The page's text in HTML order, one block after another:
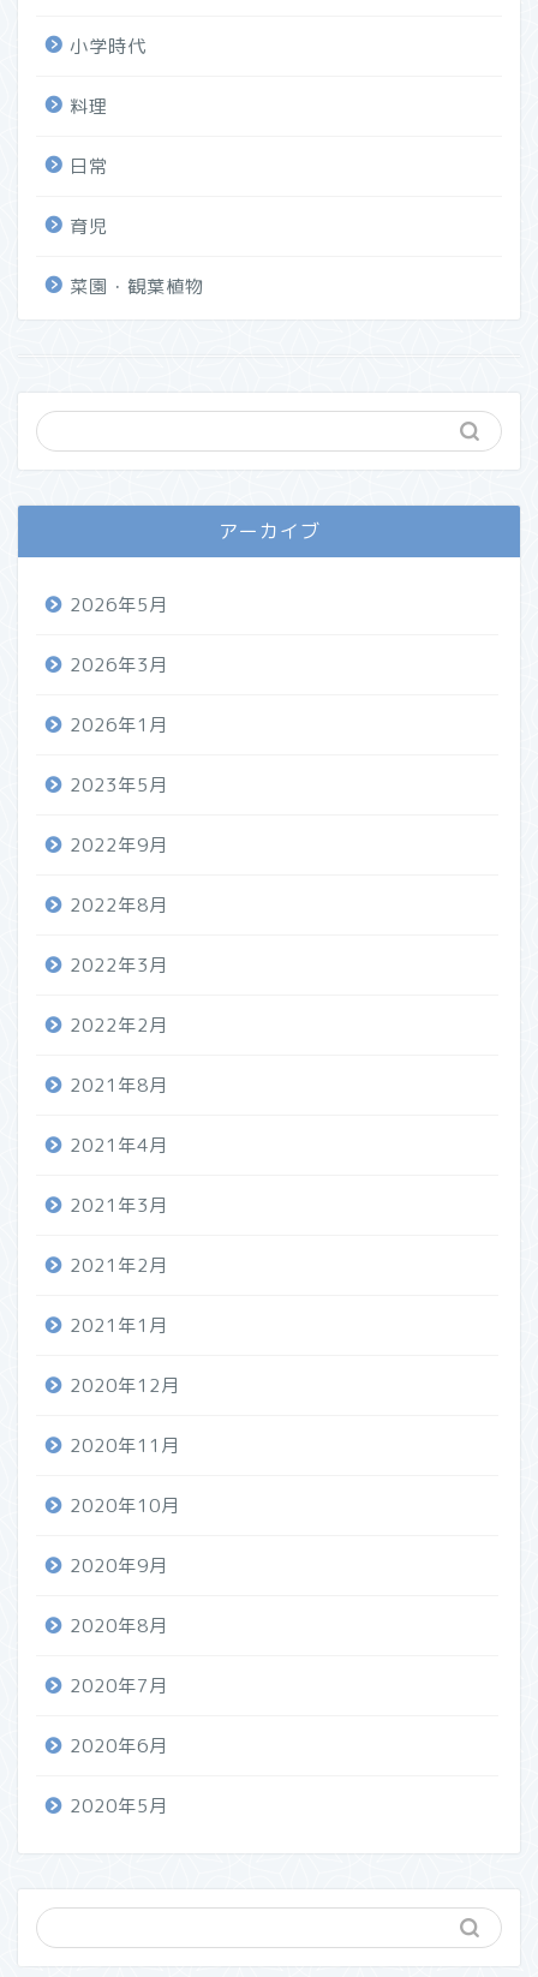
小学時代
料理
日常
育児
菜園・観葉植物
アーカイブ
2026年5月
2026年3月
2026年1月
2023年5月
2022年9月
2022年8月
2022年3月
2022年2月
2021年8月
2021年4月
2021年3月
2021年2月
2021年1月
2020年12月
2020年11月
2020年10月
2020年9月
2020年8月
2020年7月
2020年6月
2020年5月